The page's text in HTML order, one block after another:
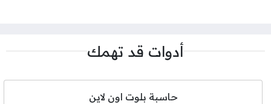
أدوات قد تهمك
حاسبة بلوت اون لاين